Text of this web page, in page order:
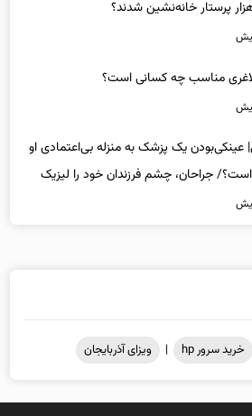
جراحان، چشم فرزندان خود را لیزیک
و معنوی محفوظ میباشد .@2025